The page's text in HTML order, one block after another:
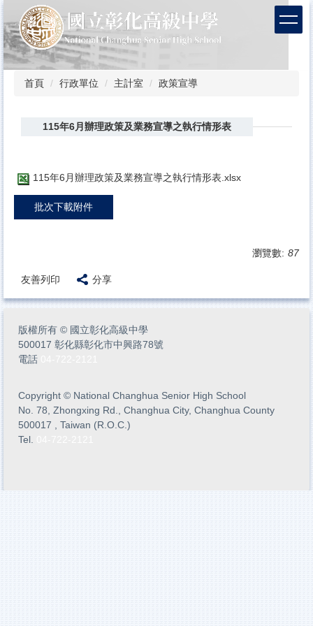
到
主
要
內
首頁 行政單位 主計室 政策宣導
115年6月辦理政策及業務宣導之執行情形表
115年6月辦理政策及業務宣導之執行情形表.xlsx
批次下載附件
瀏覽數: 87
友善列印 分享
版權所有 © 國立彰化高級中學
500017 彰化縣彰化市中興路78號
電話
Copyright © National Changhua Senior High School
No. 78, Zhongxing Rd., Changhua City, Changhua County
500017 , Taiwan (R.O.C.)
Tel.